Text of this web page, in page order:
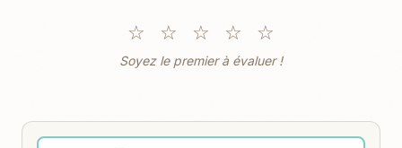
☆ ☆ ☆ ☆ ☆
Soyez le premier à évaluer !